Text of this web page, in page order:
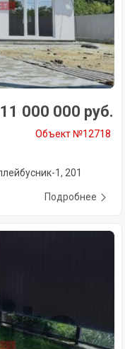
11 000 000 руб.
Объект №12718
1, 201
Подробнее